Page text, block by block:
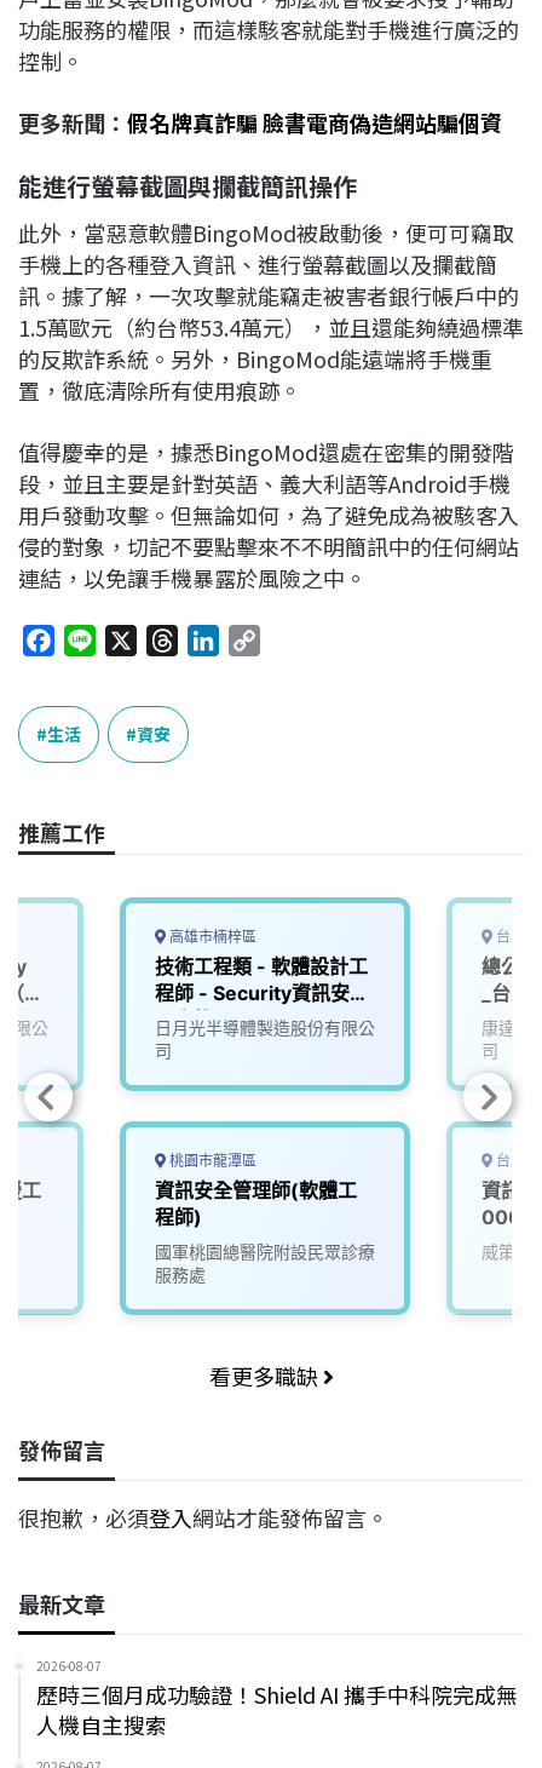
功能服務的權限，而這樣駭客就能對手機進行廣泛的
控制。
更多新聞： 假名牌真詐騙 臉書電商偽造網站騙個資
能進行螢幕截圖與攔截簡訊操作
此外，當惡意軟體BingoMod被啟動後，便可可竊取
手機上的各種登入資訊、進行螢幕截圖以及攔截簡
訊。據了解，一次攻擊就能竊走被害者銀行帳戶中的
1.5萬歐元（約台幣53.4萬元），並且還能夠繞過標準
的反欺詐系統。另外，BingoMod能遠端將手機重
置，徹底清除所有使用痕跡。
值得慶幸的是，據悉BingoMod還處在密集的開發階
段，並且主要是針對英語、義大利語等Android手機
用戶發動攻擊。但無論如何，為了避免成為被駭客入
侵的對象，切記不要點擊來不不明簡訊中的任何網站
連結，以免讓手機暴露於風險之中。
c
e
b
o
k
e
e
a
n
k
生活 資安
推薦工作
資
北
限公
工
高雄市楠梓區
技術工程類 - 軟體設計工
程師 - Security資訊安全
【高雄】
日月光半導體製造股份有限公
司
桃園市龍潭區
資訊安全管理師(軟體工
程師)
國軍桃園總醫院附設民眾診療
服務處
台北
總公
_台北
康達盛
司
台北
資訊
威策電
看更多職缺
發佈留言
很抱歉，必須登入網站才能發佈留言。
最新文章
2026-08-07
歷時三個月成功驗證！Shield AI 攜手中科院完成無
人機自主搜索